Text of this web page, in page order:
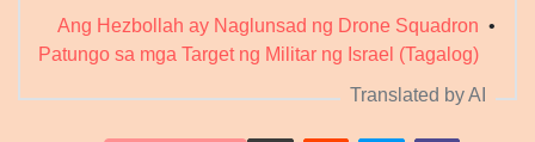
•
Ang Hezbollah ay Naglunsad ng Drone Squadron
Patungo sa mga Target ng Militar ng Israel (Tagalog)
Translated by AI